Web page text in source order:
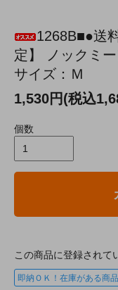
1268B■●送
定】 ノックミ
サイズ：Ｍ
1,530円(税込
個数
この商品に登録されて
即納ＯＫ！在庫がある商品